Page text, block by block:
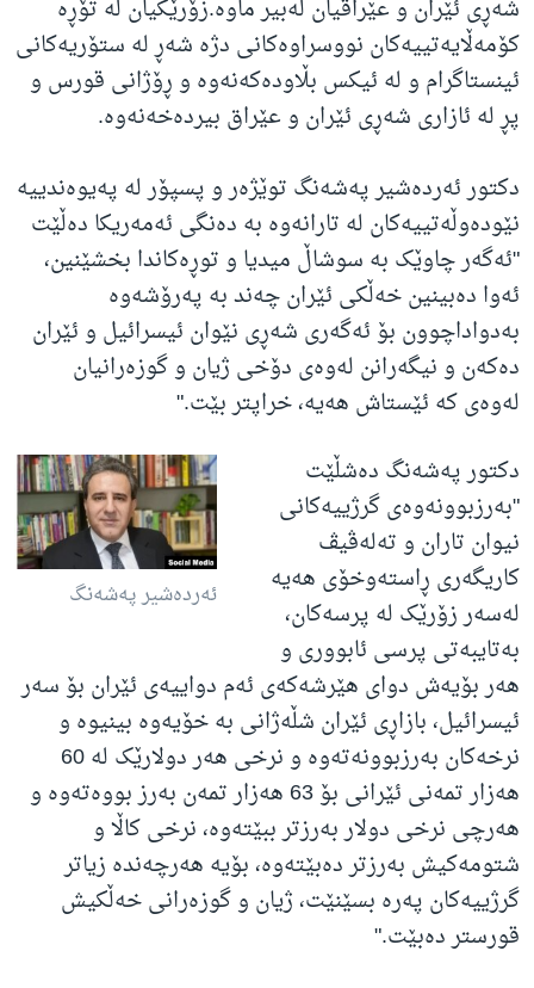
شەڕی ئێران و عێراقیان لەبیر ماوە.زۆرێکیان لە تۆڕە
کۆمەڵایەتییەکان نووسراوەکانی دژە شەڕ لە ستۆریەکانی
ئینستاگرام و لە ئیکس بڵاودەکەنەوە و ڕۆژانی قورس و
پڕ لە ئازاری شەڕی ئێران و عێراق بیردەخەنەوە.
دکتور ئەردەشیر پەشەنگ توێژەر و پسپۆر لە پەیوەندییە
نێودەوڵەتییەکان لە تارانەوە بە دەنگی ئەمەریکا دەڵێت
"ئەگەر چاوێک بە سوشاڵ میدیا و توڕەکاندا بخشێنین،
ئەوا دەبینین خەڵکی ئێران چەند بە پەرۆشەوە
بەدواداچوون بۆ ئەگەری شەڕی نێوان ئیسرائیل و ئێران
دەکەن و نیگەرانن لەوەی دۆخی ژیان و گوزەرانیان
لەوەی کە ئێستاش هەیە، خراپتر بێت."
ئەردەشیر پەشەنگ
دکتور پەشەنگ دەشڵێت
"بەرزبوونەوەی گرژییەکانی
نیوان تاران و تەلەڤیڤ
کاریگەری ڕاستەوخۆی هەیە
لەسەر زۆرێک لە پرسەکان،
بەتایبەتی پرسی ئابووری و
هەر بۆیەش دوای هێرشەکەی ئەم دواییەی ئێران بۆ سەر
ئیسرائیل، بازاڕی ئێران شڵەژانی بە خۆیەوە بینیوە و
نرخەکان بەرزبوونەتەوە و نرخی هەر دولارێک لە 60
هەزار تمەنی ئێرانی بۆ 63 هەزار تمەن بەرز بووەتەوە و
هەرچی نرخی دولار بەرزتر ببێتەوە، نرخی کاڵا و
شتومەکیش بەرزتر دەبێتەوە، بۆیە هەرچەندە زیاتر
گرژییەکان پەرە بسێنێت، ژیان و گوزەرانی خەڵکیش
قورستر دەبێت."